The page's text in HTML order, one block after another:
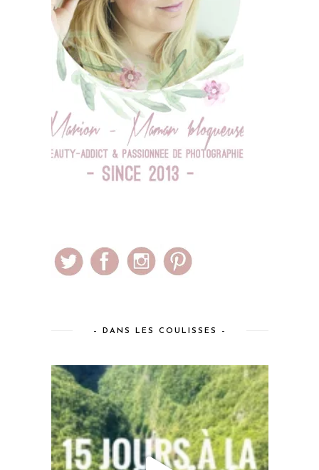
– DANS LES COULISSES –